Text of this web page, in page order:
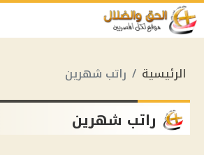
الرئيسية راتب شهرين
راتب شهرين